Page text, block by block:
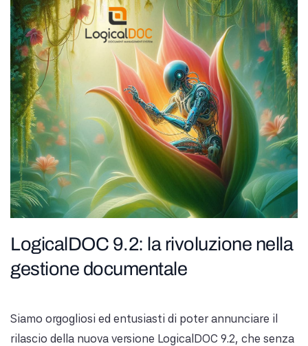
LogicalDOC 9.2: la rivoluzione nella
gestione documentale
Siamo orgogliosi ed entusiasti di poter annunciare il
rilascio della nuova versione LogicalDOC 9.2, che senza